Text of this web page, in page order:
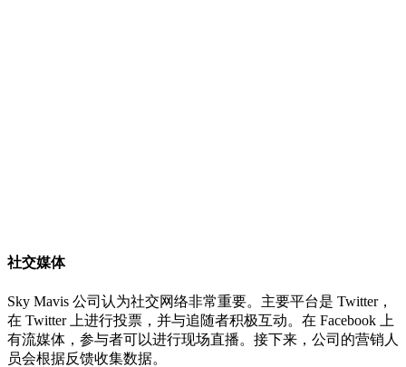
社交媒体
Sky Mavis 公司认为社交网络非常重要。主要平台是 Twitter，
在 Twitter 上进行投票，并与追随者积极互动。在 Facebook 上
有流媒体，参与者可以进行现场直播。接下来，公司的营销人
员会根据反馈收集数据。